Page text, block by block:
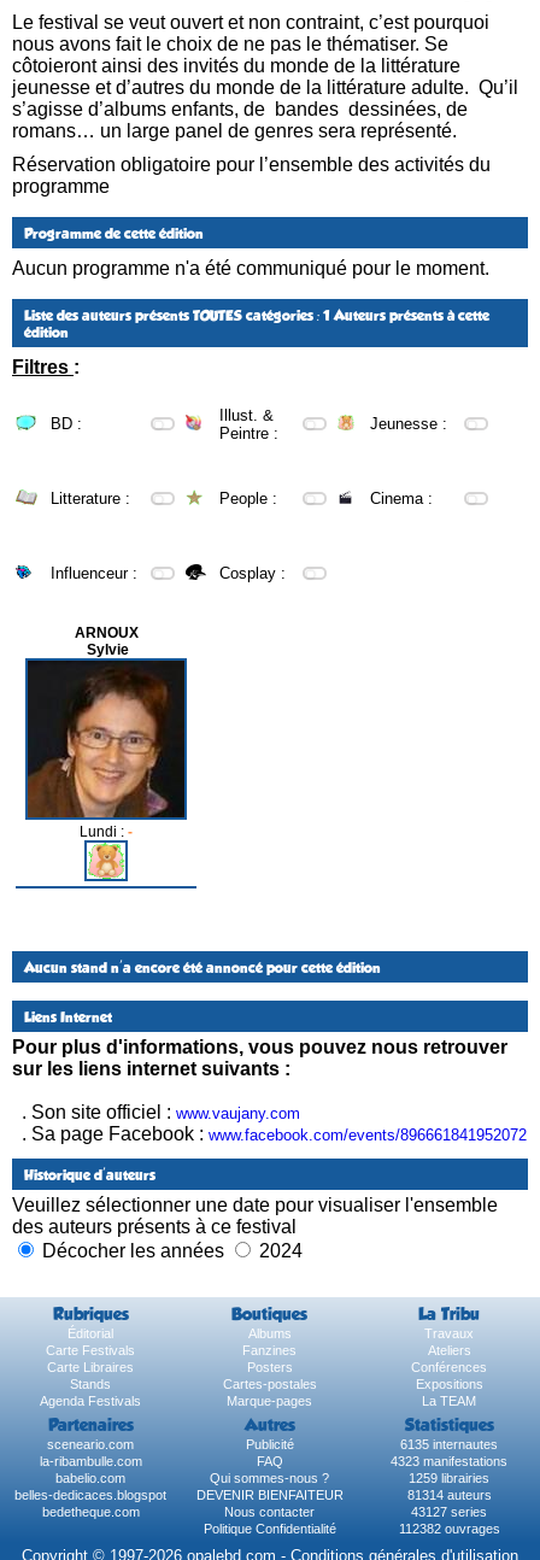
Le festival se veut ouvert et non contraint, c’est pourquoi
nous avons fait le choix de ne pas le thématiser. Se
côtoieront ainsi des invités du monde de la littérature
jeunesse et d’autres du monde de la littérature adulte. Qu’il
s’agisse d’albums enfants, de bandes dessinées, de
romans… un large panel de genres sera représenté.
Réservation obligatoire pour l’ensemble des activités du
programme
Programme de cette édition
Aucun programme n'a été communiqué pour le moment.
Liste des auteurs présents TOUTES catégories : 1 Auteurs présents à cette
édition
Filtres :
BD :
Illust. &
Peintre :
Jeunesse :
Litterature : People : Cinema :
Influenceur : Cosplay :
ARNOUX
Sylvie
Lundi : -
Aucun stand n'a encore été annoncé pour cette édition
Liens Internet
Pour plus d'informations, vous pouvez nous retrouver
sur les liens internet suivants :
. Son site officiel : www.vaujany.com
. Sa page Facebook : www.facebook.com/events/896661841952072
Historique d'auteurs
Veuillez sélectionner une date pour visualiser l'ensemble
des auteurs présents à ce festival
Décocher les années
2024
Rubriques Boutiques La Tribu
Éditorial Albums
Travaux
Carte Festivals
Fanzines
Ateliers
Carte Libraires
Posters
Conférences
Stands
Cartes-postales
Expositions
Agenda Festivals
Marque-pages La TEAM
Partenaires Autres Statistiques
sceneario.com Publicité
6135 internautes
la-ribambulle.com
FAQ
4323 manifestations
babelio.com
Qui sommes-nous ?
1259 librairies
belles-dedicaces.blogspot
DEVENIR BIENFAITEUR
81314 auteurs
bedetheque.com
Nous contacter
43127 series
Politique Confidentialité
112382 ouvrages
Copyright © 1997-2026 opalebd.com - Conditions générales d'utilisation